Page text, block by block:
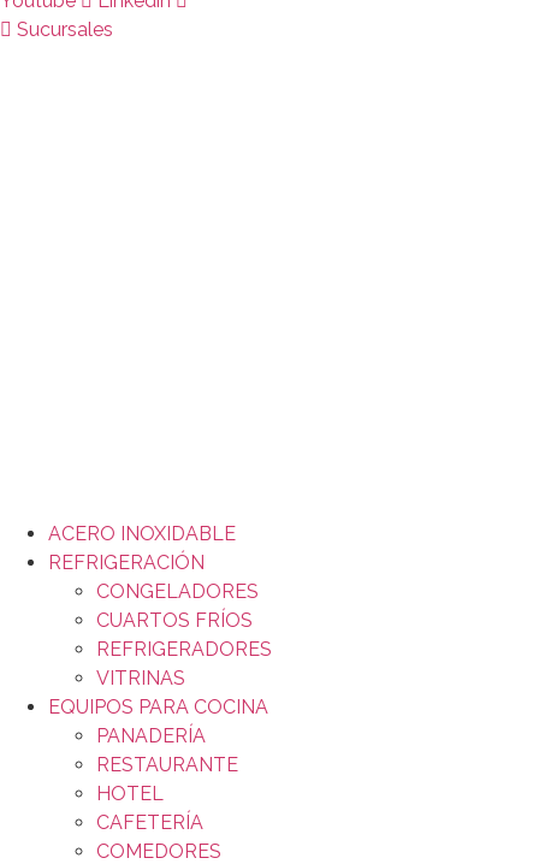
Sucursales
ACERO INOXIDABLE
REFRIGERACIÓN
CONGELADORES
CUARTOS FRÍOS
REFRIGERADORES
VITRINAS
EQUIPOS PARA COCINA
PANADERÍA
RESTAURANTE
HOTEL
CAFETERÍA
COMEDORES